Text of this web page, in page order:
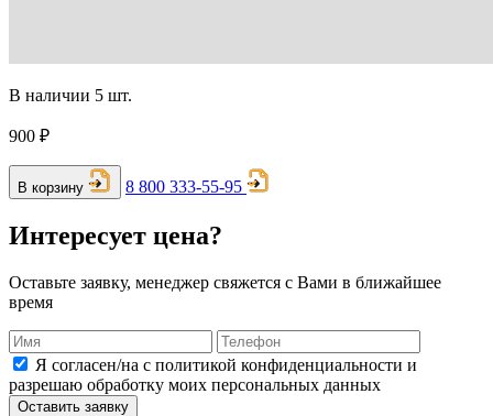
В наличии 5 шт.
900 ₽
В корзину 8 800 333-55-95
Интересует цена?
Оставьте заявку, менеджер свяжется с Вами в ближайшее
время
Я согласен/на с политикой конфиденциальности и
разрешаю обработку моих персональных данных
Оставить заявку